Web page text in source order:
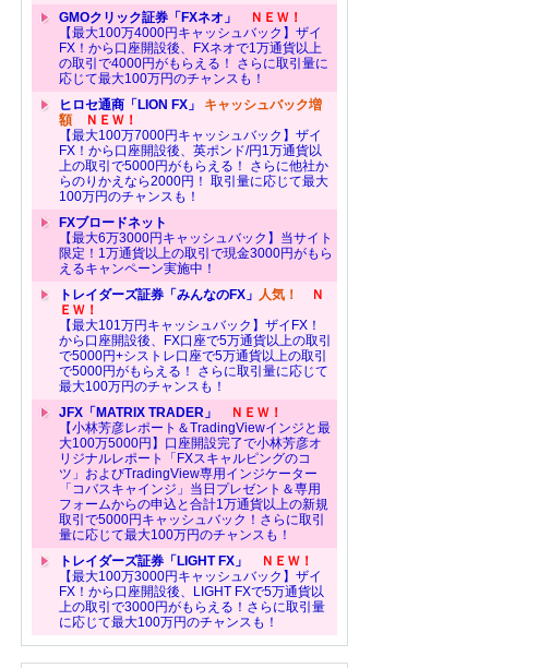
GMOクリック証券「FXネオ」
ＮＥＷ！
【最大100万4000円キャッシュバック】ザイ
FX！から口座開設後、FXネオで1万通貨以上
の取引で4000円がもらえる！ さらに取引量に
応じて最大100万円のチャンスも！
ヒロセ通商「LION FX」 キャッシュバック増
額ＮＥＷ！
【最大100万7000円キャッシュバック】ザイ
FX！から口座開設後、英ポンド/円1万通貨以
上の取引で5000円がもらえる！ さらに他社か
らのりかえなら2000円！ 取引量に応じて最大
100万円のチャンスも！
FXブロードネット
【最大6万3000円キャッシュバック】当サイト
限定！1万通貨以上の取引で現金3000円がもら
えるキャンペーン実施中！
トレイダーズ証券「みんなのFX」 人気！
Ｎ
ＥＷ！
【最大101万円キャッシュバック】ザイFX！
から口座開設後、FX口座で5万通貨以上の取引
で5000円+シストレ口座で5万通貨以上の取引
で5000円がもらえる！ さらに取引量に応じて
最大100万円のチャンスも！
JFX「MATRIX TRADER」
ＮＥＷ！
【小林芳彦レポート＆TradingViewインジと最
大100万5000円】口座開設完了で小林芳彦オ
リジナルレポート「FXスキャルピングのコ
ツ」およびTradingView専用インジケーター
「コバスキャインジ」当日プレゼント＆専用
フォームからの申込と合計1万通貨以上の新規
取引で5000円キャッシュバック！さらに取引
量に応じて最大100万円のチャンスも！
トレイダーズ証券「LIGHT FX」
ＮＥＷ！
【最大100万3000円キャッシュバック】ザイ
FX！から口座開設後、LIGHT FXで5万通貨以
上の取引で3000円がもらえる！さらに取引量
に応じて最大100万円のチャンスも！